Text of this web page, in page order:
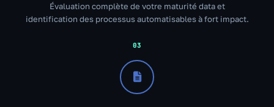
Évaluation complète de votre maturité data et
identification des processus automatisables à fort impact.
03